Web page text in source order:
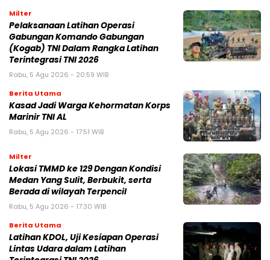
Milter
Pelaksanaan Latihan Operasi
Gabungan Komando Gabungan
(Kogab) TNI Dalam Rangka Latihan
Terintegrasi TNI 2026
Rabu, 5 Agu 2026 - 20:59 WIB
Berita Utama
Kasad Jadi Warga Kehormatan Korps
Marinir TNI AL
Rabu, 5 Agu 2026 - 17:51 WIB
Milter
Lokasi TMMD ke 129 Dengan Kondisi
Medan Yang Sulit, Berbukit, serta
Berada di wilayah Terpencil
Rabu, 5 Agu 2026 - 17:30 WIB
Berita Utama
Latihan KDOL, Uji Kesiapan Operasi
Lintas Udara dalam Latihan